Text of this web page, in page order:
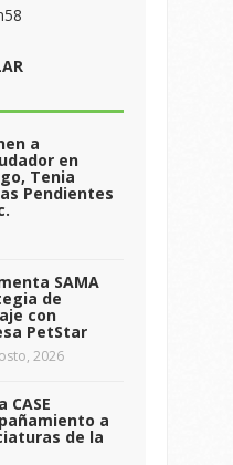
a
en
Tenia
Pendientes
SAMA
de
con
PetStar
2026
CASE
a
de la